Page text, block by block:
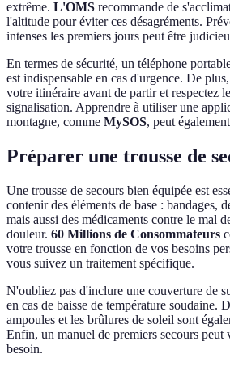
extrême. L'OMS recommande de
l'altitude pour éviter ces désagréments.
intenses les premiers jours peut être
En termes de sécurité, un téléphone
est indispensable en cas d'urgence. De
votre itinéraire avant de partir et respectez
signalisation. Apprendre à utiliser une
montagne, comme MySOS, peut
Préparer une trousse de
Une trousse de secours bien équipée est
contenir des éléments de base : bandages,
mais aussi des médicaments contre le mal
douleur. 60 Millions de Consommateurs
votre trousse en fonction de vos besoins
vous suivez un traitement spécifique.
N'oubliez pas d'inclure une couverture de
en cas de baisse de température soudaine.
ampoules et les brûlures de soleil sont
Enfin, un manuel de premiers secours peut
besoin.